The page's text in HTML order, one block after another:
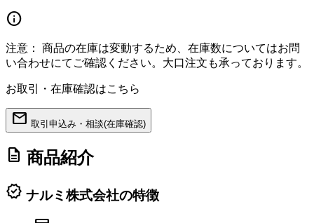
info
注意：
商品の在庫は変動するため、在庫数についてはお問
い合わせにてご確認ください。大口注文も承っております。
お取引・在庫確認はこちら
mail 取引申込み・相談(在庫確認)
description 商品紹介
verified ナルミ株式会社の特徴